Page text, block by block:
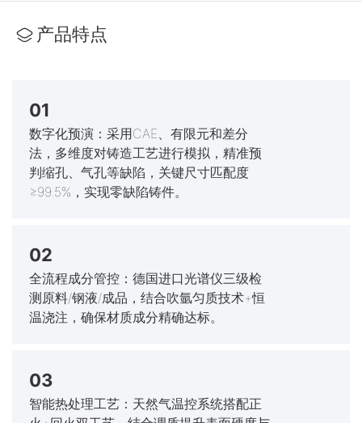
产品特点
01
数字化预演：采用CAE、有限元和差分
法，多维度对铸造工艺进行模拟，精准预
判缩孔、气孔等缺陷，关键尺寸匹配度
≥99.5%，实现零缺陷铸件。
02
全流程成分管控：德国进口光谱仪三级检
测原料/钢液/成品，结合吹氩匀质技术+恒
温浇注，确保材质成分精确达标。
03
智能热处理工艺：天然气温控系统搭配正